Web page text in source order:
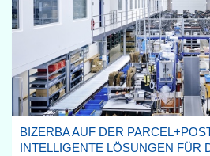
BIZERBA AUF DER
INTELLIGENTE LÖSUNGEN FÜR